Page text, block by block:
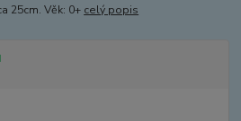
25cm. Věk: 0+ celý popis